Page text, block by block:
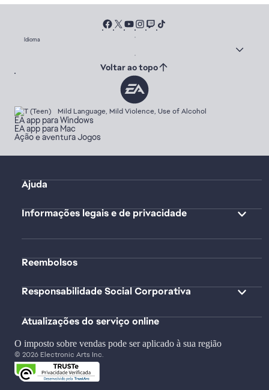
Idioma
Voltar ao topo
Mild Language, Mild Violence, Use of Alcohol
EA app para Windows
EA app para Mac
Ação e aventura Jogos
Ajuda
Informações legais e de privacidade
Reembolsos
Responsabilidade Social Corporativa
Atualizações do serviço online
O imposto sobre vendas pode ser aplicado à sua região
© 2026 Electronic Arts Inc.